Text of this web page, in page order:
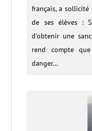
français, a
de ses élèves :
d’obtenir une
rend compte
danger…